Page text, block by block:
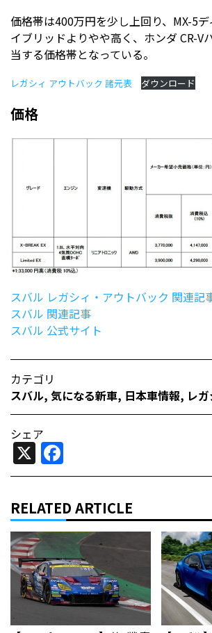
価格帯は400万円を少し上回り、MX-5デ
イブリッドよりやや高く、ホンダ CR-V
当する価格帯となっている。
レガシィ アウトバック 諸元表 ダウンロード
価格
スバル レガシィ・アウトバック 関連記
スバル 関連記事
スバル 公式サイト
カテゴリ
スバル, 気になる新車, 日本車情報​, レ
シェア
X
RELATED ARTICLE